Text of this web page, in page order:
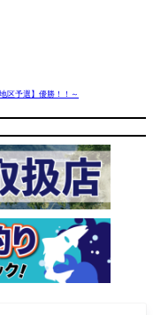
区予選】優勝！！～
間を変更
させて